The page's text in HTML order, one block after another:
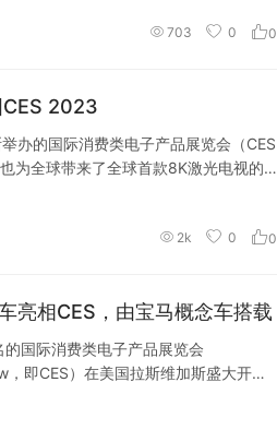
703 0 0
CES 2023
办的国际消费类电子产品展览会（CES
为全球带来了全球首款8K激光电视的
2k 0 0
亮相CES，由宝马概念车搭载
国际消费类电子产品展览会
即CES）在美国拉斯维加斯盛大开